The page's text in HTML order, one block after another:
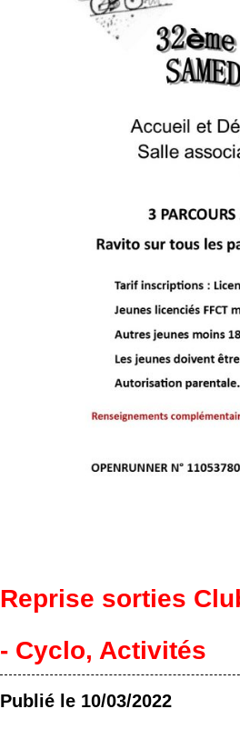
Reprise sorties
- Cyclo, Activités
Publié le 10/03/2022